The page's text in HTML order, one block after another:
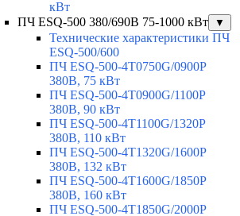
кВт
ПЧ ESQ-500 380/690В 75-1000 кВт
▼
Технические характеристики ПЧ
ESQ-500/600
ПЧ ESQ-500-4T0750G/0900P
380В, 75 кВт
ПЧ ESQ-500-4T0900G/1100P
380В, 90 кВт
ПЧ ESQ-500-4T1100G/1320P
380В, 110 кВт
ПЧ ESQ-500-4T1320G/1600P
380В, 132 кВт
ПЧ ESQ-500-4T1600G/1850P
380В, 160 кВт
ПЧ ESQ-500-4T1850G/2000P